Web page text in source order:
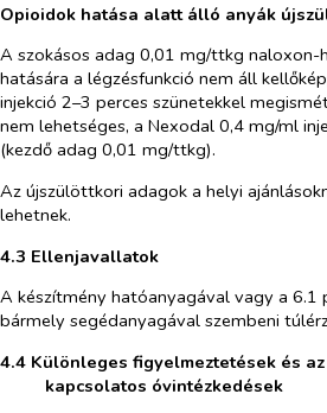
Opioidok hatása alatt álló anyák
A szokásos adag 0,01 mg/ttkg naloxon-
hatására a légzésfunkció nem áll
injekció 2–3 perces szünetekkel
nem lehetséges, a Nexodal 0,4 mg/ml
(kezdő adag 0,01 mg/ttkg).
Az újszülöttkori adagok a helyi
lehetnek.
4.3 Ellenjavallatok
A készítmény hatóanyagával vagy a
bármely segédanyagával szembeni
4.4 Különleges figyelmeztetések és
kapcsolatos óvintézkedések